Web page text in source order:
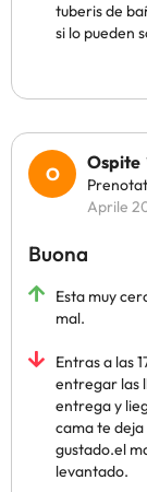
tuberis de
si lo pueden
Ospite
Aprile
Buona
Esta muy
mal.
Entras a las
entregar las
entrega y
cama te deja
gustado.el
levantado.